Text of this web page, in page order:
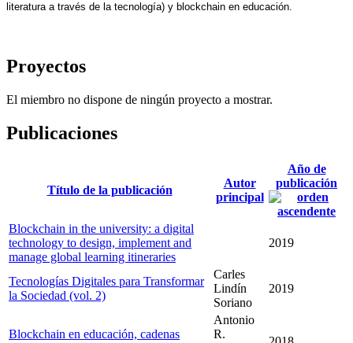
literatura a través de la tecnología) y blockchain en educación.
Proyectos
El miembro no dispone de ningún proyecto a mostrar.
Publicaciones
Título de la publicación
Autor
principal
Año de
publicación
Blockchain in the university: a digital
technology to design, implement and
manage global learning itineraries
2019
Tecnologías Digitales para Transformar
la Sociedad (vol. 2)
Carles
Lindín
Soriano
2019
Blockchain en educación, cadenas
Antonio
R.